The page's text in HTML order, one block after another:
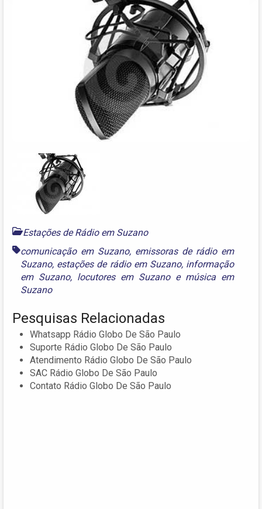
Estações de Rádio em Suzano
comunicação em Suzano, emissoras de rádio em
Suzano, estações de rádio em Suzano, informação
em Suzano, locutores em Suzanoe música em
Suzano
Pesquisas Relacionadas
Whatsapp Rádio Globo De São Paulo
Suporte Rádio Globo De São Paulo
Atendimento Rádio Globo De São Paulo
SAC Rádio Globo De São Paulo
Contato Rádio Globo De São Paulo